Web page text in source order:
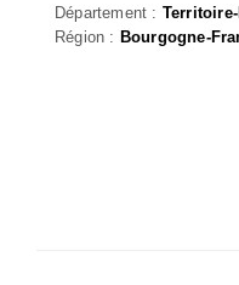
Département :
Région : Bourgogne-